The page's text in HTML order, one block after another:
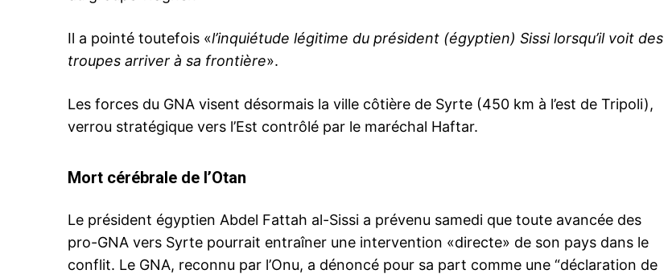
Il a pointé toutefois «l’inquiétude légitime du président (égyptien) Sissi lorsqu’il voit des
troupes arriver à sa frontière».
Les forces du GNA visent désormais la ville côtière de Syrte (450 km à l’est de Tripoli),
verrou stratégique vers l’Est contrôlé par le maréchal Haftar.
Mort cérébrale de l’Otan
Le président égyptien Abdel Fattah al-Sissi a prévenu samedi que toute avancée des
pro-GNA vers Syrte pourrait entraîner une intervention «directe» de son pays dans le
conflit. Le GNA, reconnu par l’Onu, a dénoncé pour sa part comme une “déclaration de